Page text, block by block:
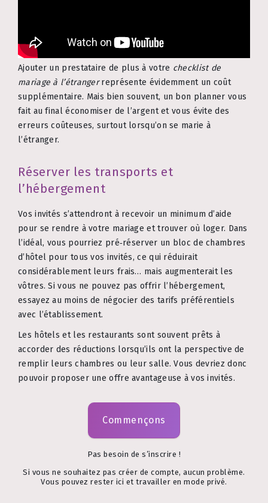
Ajouter un prestataire de plus à votre checklist de
mariage à l’étrangerreprésente évidemment un coût
supplémentaire. Mais bien souvent, un bon planner vous
fait au final économiser de l’argent et vous évite des
erreurs coûteuses, surtout lorsqu’on se marie à
l’étranger.
Réserver les transports et
l’hébergement
Vos invités s’attendront à recevoir un minimum d’aide
pour se rendre à votre mariage et trouver où loger. Dans
l’idéal, vous pourriez pré‑réserver un bloc de chambres
d’hôtel pour tous vos invités, ce qui réduirait
considérablement leurs frais… mais augmenterait les
vôtres. Si vous ne pouvez pas offrir l’hébergement,
essayez au moins de négocier des tarifs préférentiels
avec l’établissement.
Les hôtels et les restaurants sont souvent prêts à
accorder des réductions lorsqu’ils ont la perspective de
remplir leurs chambres ou leur salle. Vous devriez donc
pouvoir proposer une offre avantageuse à vos invités.
Commençons
Pas besoin de s’inscrire !
Si vous ne souhaitez pas créer de compte, aucun problème.
Vous pouvez rester ici et travailler en mode privé.